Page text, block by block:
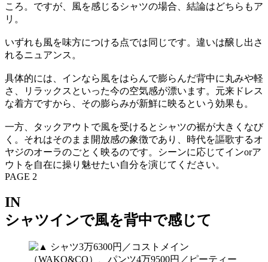
ころ。ですが、風を感じるシャツの場合、結論はどちらもア
リ。
いずれも風を味方につける点では同じです。違いは醸し出さ
れるニュアンス。
具体的には、インなら風をはらんで膨らんだ背中に丸みや軽
さ、リラックスといった今の空気感が漂います。元来ドレス
な着方ですから、その膨らみが新鮮に映るという効果も。
一方、タックアウトで風を受けるとシャツの裾が大きくなび
く。それはそのまま開放感の象徴であり、時代を謳歌するオ
ヤジのオーラのごとく映るのです。シーンに応じてインorア
ウトを自在に操り魅せたい自分を演じてください。
PAGE 2
IN
シャツインで風を背中で感じて